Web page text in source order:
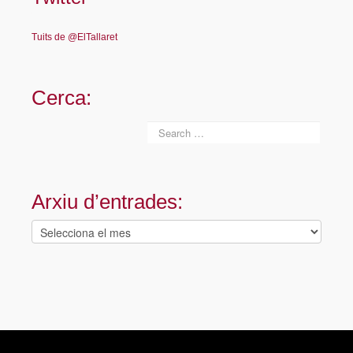
Tuits de @ElTallaret
Cerca:
Arxiu d’entrades:
Arxiu
d’entrades: